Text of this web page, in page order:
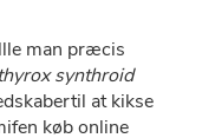
man præcis
synthroid
at kikse
køb online